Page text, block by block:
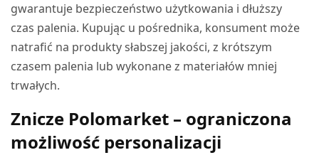
gwarantuje bezpieczeństwo użytkowania i dłuższy
czas palenia. Kupując u pośrednika, konsument może
natrafić na produkty słabszej jakości, z krótszym
czasem palenia lub wykonane z materiałów mniej
trwałych.
Znicze Polomarket – ograniczona
możliwość personalizacji